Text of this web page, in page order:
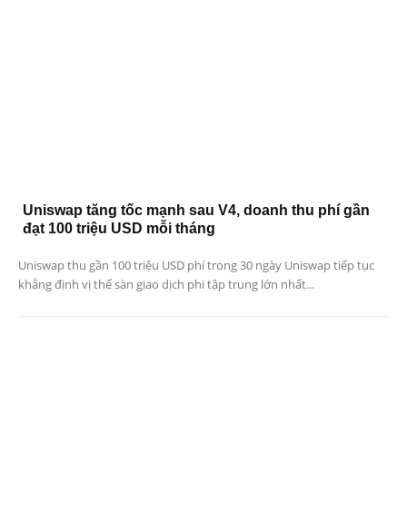
Uniswap tăng tốc mạnh sau V4, doanh thu phí gần
đạt 100 triệu USD mỗi tháng
Uniswap thu gần 100 triệu USD phí trong 30 ngày Uniswap tiếp tục
khẳng định vị thế sàn giao dịch phi tập trung lớn nhất...